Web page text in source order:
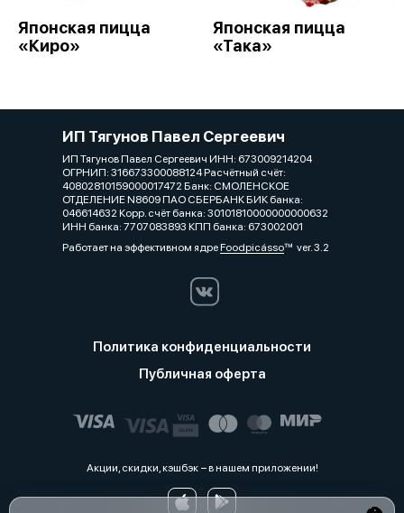
Японская пицца
«Киро»
Японская пицца
«Така»
ИП Тягунов Павел Сергеевич
ИП Тягунов Павел Сергеевич ИНН: 673009214204
ОГРНИП: 316673300088124 Расчётный счёт:
40802810159000017472 Банк: СМОЛЕНСКОЕ
ОТДЕЛЕНИЕ N8609 ПАО СБЕРБАНК БИК банка:
046614632 Корр. счёт банка: 30101810000000000632
ИНН банка: 7707083893 КПП банка: 673002001
Работает на эффективном ядреFoodpicássover. 3.2
Политика конфиденциальности
Публичная оферта
Акции, скидки, кэшбэк − в нашем приложении!